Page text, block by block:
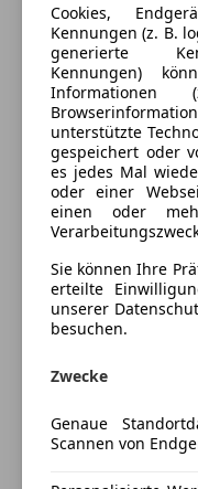
Komfort
360° Kamera
Beheizbares
Einparkhilfe
Einparkhilfe
Einparkhilfe
Einparkhilfe
Einparkhilfe
Elektrische
Elektrische Sitze
Getönte Scheiben
Lederausstattung
Lordosenstütze
Mehr anzeigen
Farbe und
Außenfarbe
Lackierung
Mehr anzeigen
Versicherung
Cookies,
Kennungen (z. B.
generierte
Kennungen)
unterstützte
gespeichert oder
es jedes Mal
oder einer
einen oder
Sie können Ihre
erteilte
unserer
besuchen.
Zwecke
Genaue
Scannen von